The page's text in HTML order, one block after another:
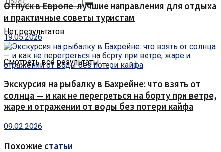
Нет результатов
Смотреть все результаты
Отпуск в Европе: лучшие направления для отдыха
и практичные советы туристам
19.05.2026
Экскурсия на рыбалку в Бахрейне: что взять от
солнца — и как не перегреться на борту при ветре,
жаре и отражении от воды без потери кайфа
09.02.2026
Похожие статьи